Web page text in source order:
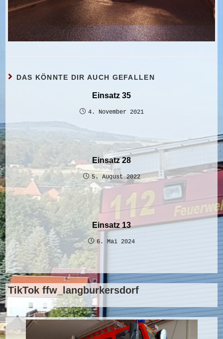
DAS KÖNNTE DIR AUCH GEFALLEN
Einsatz 35
4. November 2021
Einsatz 28
5. August 2022
Einsatz 13
6. Mai 2024
TikTok ffw_langburkersdorf